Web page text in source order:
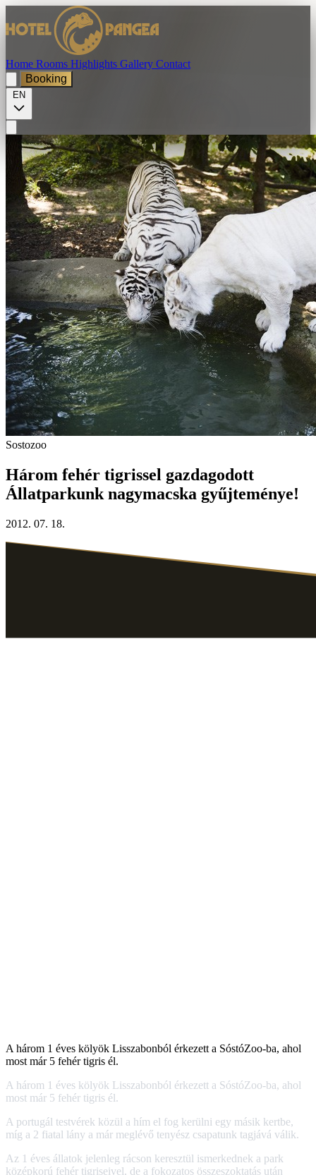
Home Rooms Highlights Gallery Contact
Booking
EN
Sostozoo
Három fehér tigrissel gazdagodott
Állatparkunk nagymacska gyűjteménye!
2012. 07. 18.
A három 1 éves kölyök Lisszabonból érkezett a SóstóZoo-ba, ahol
most már 5 fehér tigris él.
A három 1 éves kölyök Lisszabonból érkezett a SóstóZoo-ba, ahol
most már 5 fehér tigris él.
A portugál testvérek közül a hím el fog kerülni egy másik kertbe,
míg a 2 fiatal lány a már meglévő tenyész csapatunk tagjává válik.
Az 1 éves állatok jelenleg rácson keresztül ismerkednek a park
középkorú fehér tigriseivel, de a fokozatos összeszoktatás után